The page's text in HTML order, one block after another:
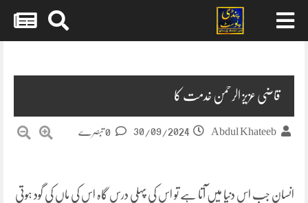
قاضی عزیز الرحمن خدمت کا
Abdul Khateeb
30/09/2024
انسان جب اس دنیا میں آتا ہے تو اس کی پہلی درس گاہ اس کی ماں کی گود ہوتی